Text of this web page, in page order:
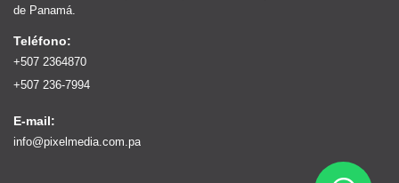
de Panamá.
Teléfono:
+507 2364870
+507 236-7994
E-mail:
info@pixelmedia.com.pa